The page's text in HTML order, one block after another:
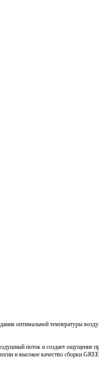
оптимальной температуры
поток и создает ощущение
и высокое качество сборки